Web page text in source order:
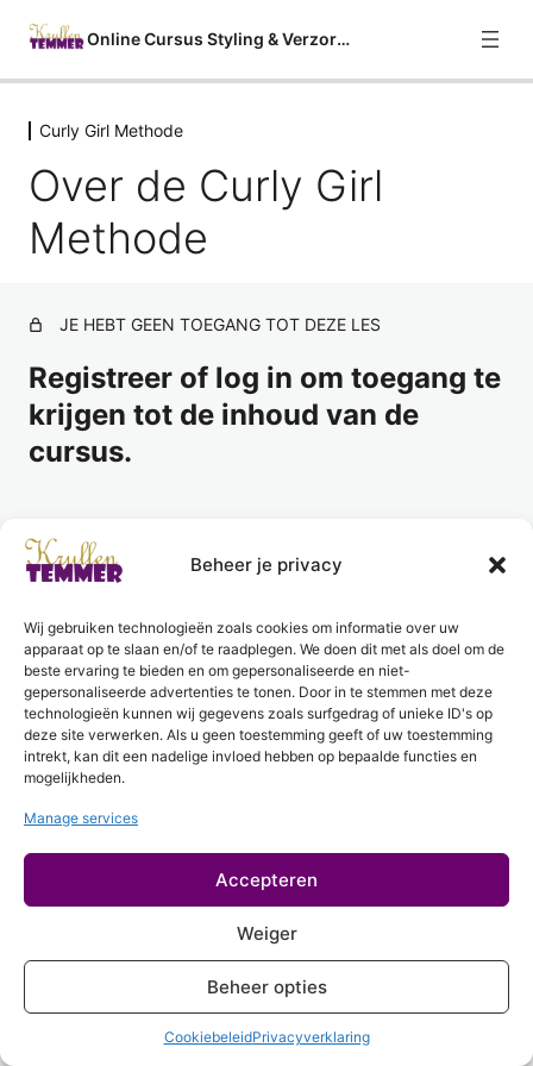
Beheer je privacy
Wij gebruiken technologieën zoals cookies om informatie over uw
apparaat op te slaan en/of te raadplegen. We doen dit met als doel om de
beste ervaring te bieden en om gepersonaliseerde en niet-
gepersonaliseerde advertenties te tonen. Door in te stemmen met deze
technologieën kunnen wij gegevens zoals surfgedrag of unieke ID's op
deze site verwerken. Als u geen toestemming geeft of uw toestemming
intrekt, kan dit een nadelige invloed hebben op bepaalde functies en
mogelijkheden.
Manage services
Accepteren
Weiger
Beheer opties
CookiebeleidPrivacyverklaring
Online Cursus Styling & Verzorging
Welkom
2 lessen
Curly Girl Methode
Over de Curly Girl Methode
Geen uitdrogende alcohol
Geen waxen
Geen hitte
Proteine
Haareigenschappen
7 lessen
Stappenplan rondom krullen knippen
9 lessen
Hydratatiebehandeling
Curly Girl Methode
Over de Curly Girl
Methode
JE HEBT GEEN TOEGANG TOT DEZE LES
Registreer of log in om toegang te
krijgen tot de inhoud van de
cursus.